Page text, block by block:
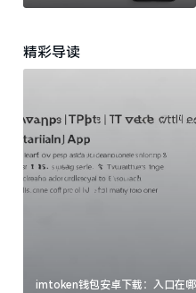
精彩导读
imtoken钱包安卓下载：入口在